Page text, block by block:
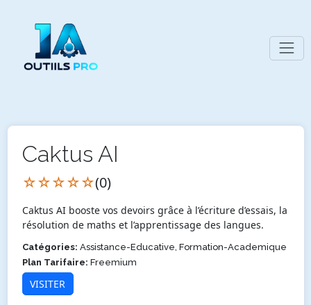
Caktus AI
☆☆☆☆☆(0)
Caktus AI booste vos devoirs grâce à l’écriture d’essais, la
résolution de maths et l’apprentissage des langues.
Catégories: Assistance-Educative, Formation-Academique
Plan Tarifaire: Freemium
VISITER